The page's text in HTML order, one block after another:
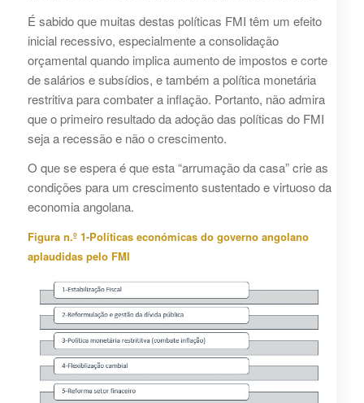
É sabido que muitas destas políticas FMI têm um efeito
inicial recessivo, especialmente a consolidação
orçamental quando implica aumento de impostos e corte
de salários e subsídios, e também a política monetária
restritiva para combater a inflação. Portanto, não admira
que o primeiro resultado da adoção das políticas do FMI
seja a recessão e não o crescimento.
O que se espera é que esta “arrumação da casa” crie as
condições para um crescimento sustentado e virtuoso da
economia angolana.
Figura n.º 1-Políticas económicas do governo angolano
aplaudidas pelo FMI